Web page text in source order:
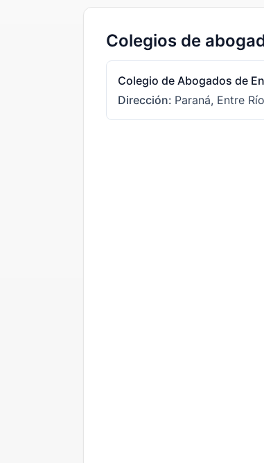
Colegios de
Colegio de Abogados de
Dirección: Paraná, Entre